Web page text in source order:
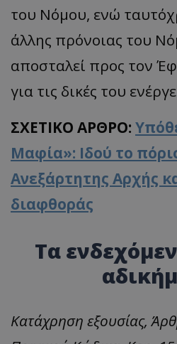
του Νόμου, ενώ
άλλης πρόνοιας του
αποσταλεί προς τον
για τις δικές του
ΣΧΕΤΙΚΟ ΑΡΘΡΟ:
Μαφία»: Ιδού το
Ανεξάρτητης Αρχής
διαφθοράς
Τα
Κατάχρηση εξουσίας,